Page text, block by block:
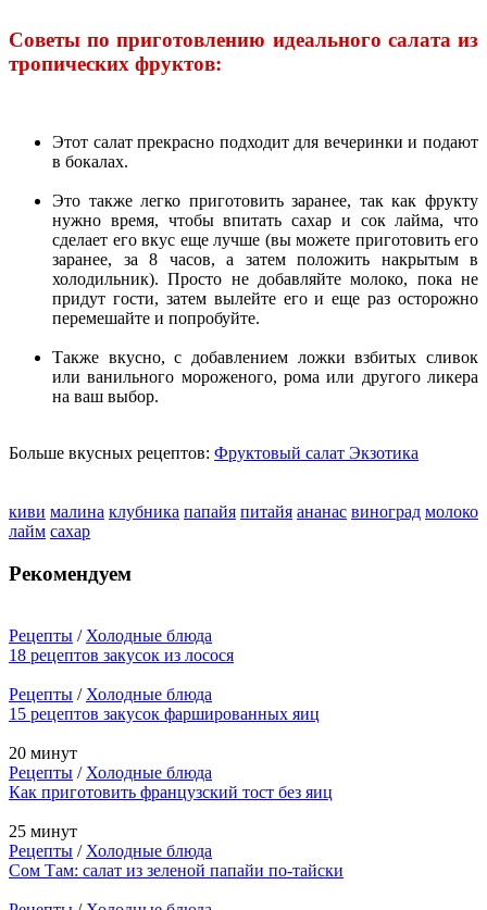
Советы по приготовлению идеального салата из
тропических фруктов:
Этот салат прекрасно подходит для вечеринки и подают
в бокалах.
Это также легко приготовить заранее, так как фрукту
нужно время, чтобы впитать сахар и сок лайма, что
сделает его вкус еще лучше (вы можете приготовить его
заранее, за 8 часов, а затем положить накрытым в
холодильник). Просто не добавляйте молоко, пока не
придут гости, затем вылейте его и еще раз осторожно
перемешайте и попробуйте.
Также вкусно, с добавлением ложки взбитых сливок
или ванильного мороженого, рома или другого ликера
на ваш выбор.
Больше вкусных рецептов: Фруктовый салат Экзотика
киви малина клубника папайя питайя ананас виноград молоко
лайм сахар
Рекомендуем
Рецепты / Холодные блюда
18 рецептов закусок из лосося
Рецепты / Холодные блюда
15 рецептов закусок фаршированных яиц
20 минут
Рецепты / Холодные блюда
Как приготовить французский тост без яиц
25 минут
Рецепты / Холодные блюда
Сом Там: салат из зеленой папайи по-тайски